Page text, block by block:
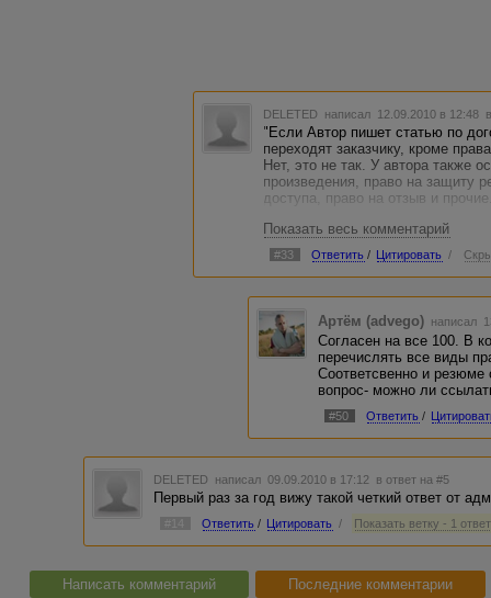
DELETED написал 12.09.2010 в 12:48
"Если Автор пишет статью по
переходят заказчику, кроме
Нет, это не так. У автора также
произведения, право на защиту
доступа, право на отзыв и
"Исходя из вышеизложенного
статьи для портолио, но не
Автор может пользоваться
ссыль в портфолио.
Показать весь комментарий
#33 Ответить / Цитировать /
Артём (advego) написал
Согласен на все 100. В
перечислять все виды
Соответсвенно и резюме
вопрос- можно ли
#50 Ответить /
DELETED написал 09.09.2010 в 17:12 в ответ на #5
Первый раз за год вижу такой четкий ответ от
#14 Ответить / Цитировать / Показать ветку - 1 ответ
Написать комментарий Последние комментарии